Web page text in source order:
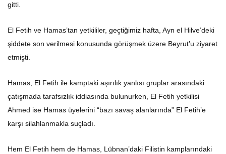
gitti.
El Fetih ve Hamas’tan yetkililer, geçtiğimiz hafta, Ayn el Hilve’deki
şiddete son verilmesi konusunda görüşmek üzere Beyrut’u ziyaret
etmişti.
Hamas, El Fetih ile kamptaki aşırılık yanlısı gruplar arasındaki
çatışmada tarafsızlık iddiasında bulunurken, El Fetih yetkilisi
Ahmed ise Hamas üyelerini “bazı savaş alanlarında” El Fetih’e
karşı silahlanmakla suçladı.
Hem El Fetih hem de Hamas, Lübnan’daki Filistin kamplarındaki